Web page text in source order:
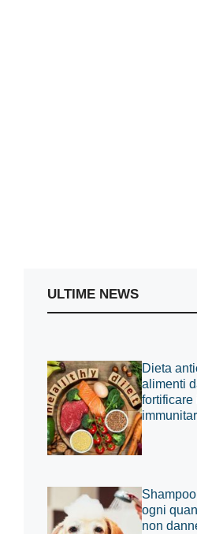
ULTIME NEWS
Dieta
alimenti
fortificare
ogni
non